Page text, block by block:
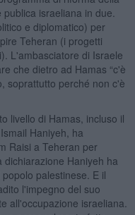
israeliana in due.
e diplomatico) per
Teheran (i progetti
L'ambasciatore di Israele
che dietro ad Hamas “c'è
soprattutto perché non c'è
livello di Hamas, incluso il
Haniyeh, ha
Raisi a Teheran per
Haniyeh ha
palestinese. E il
l'impegno del suo
all'occupazione israeliana.